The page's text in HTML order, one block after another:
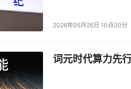
2026年05月26日 10点30分
词元时代算力先